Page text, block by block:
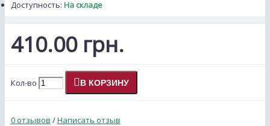
Доступность: На складе
410.00 грн.
Кол-во В КОРЗИНУ
0 отзывов /Написать отзыв